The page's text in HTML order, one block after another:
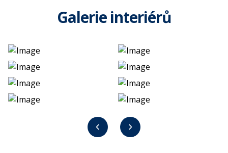
Galerie interiérů